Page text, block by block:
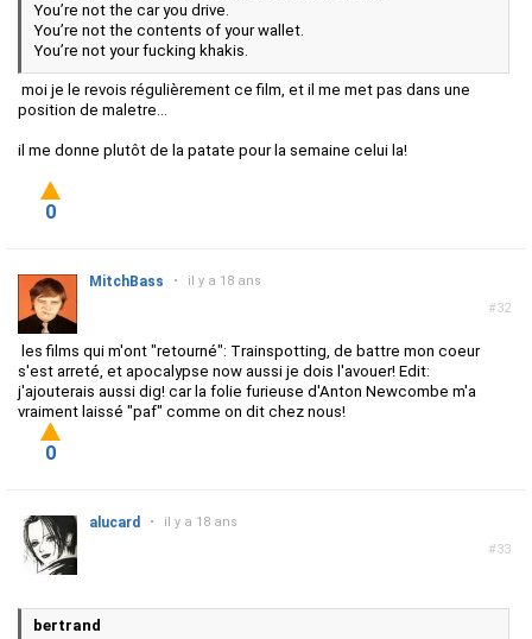
You’re not the car you drive.
You’re not the contents of your wallet.
You’re not your fucking khakis.
moi je le revois régulièrement ce film, et il me met pas dans une
position de maletre...
il me donne plutôt de la patate pour la semaine celui la!
0
#32
MitchBass • il y a 18 ans
les films qui m'ont "retourné": Trainspotting, de battre mon coeur
s'est arreté, et apocalypse now aussi je dois l'avouer! Edit:
j'ajouterais aussi dig! car la folie furieuse d'Anton Newcombe m'a
vraiment laissé "paf" comme on dit chez nous!
0
#33
alucard • il y a 18 ans
bertrand